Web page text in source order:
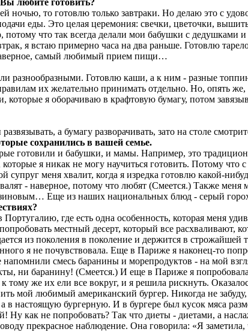
любите готовить?
ночью, то готовлю только завтраки. Но делаю это с
еды. Это целая церемония: свечки, цветочки,
что так всегда делали мои бабушки с дедушками
я встаю примерно часа на два раньше. Готовлю
самый любимый прием пищи…
разнообразными. Готовлю каши, а к ним - разные
их желательно принимать отдельно. Но, опять же,
я оборачиваю в крафтовую бумагу, потом
а бумагу разворачивать, зато на столе
сохранились в вашей семье.
готовили и бабушки, и мамы. Например, это
я никак не могу научиться готовить. Потому что
супруг меня хвалит, когда я изредка готовлю какой-
- наверное, потому что любят (Смеется.) Также меня
Еще из наших национальных блюд - серый
где есть одна особенность, которая меня
местный десерт, который все расхваливают,
из поколения в поколение и держится в строжайшей
я не почувствовала. Еще в Париже я наконец-то
смесь баранины и морепродуктов - на мой
ни баранину! (Смеется.) И еще в Париже я
тому же их ели все вокруг, и я решила рискнуть.
мой любимый американский бургер. Никогда не забуду,
настоящую бургерную. И в бургере был кусок мяса
Ну как не попробовать? Так что диеты - диетами, а
прекрасное наблюдение. Она говорила: «Я заметила,